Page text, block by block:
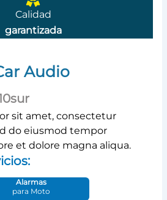
Calidad
garantizada
Audio
sit amet, consectetur
do eiusmod tempor
et dolore magna aliqua.
Alarmas
para Moto